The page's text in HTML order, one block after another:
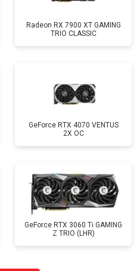
Radeon RX 7900 XT GAMING
TRIO CLASSIC
GeForce RTX 4070 VENTUS
2X OC
GeForce RTX 3060 Ti GAMING
Z TRIO (LHR)